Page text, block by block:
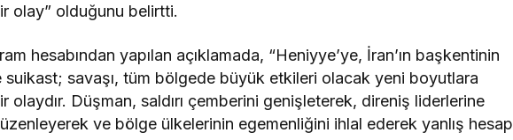
olay” olduğunu belirtti.
hesabından yapılan açıklamada, “Heniyye’ye, İran’ın başkentinin
savaşı, tüm bölgede büyük etkileri olacak yeni boyutlara
olaydır. Düşman, saldırı çemberini genişleterek, direniş liderlerine
ve bölge ülkelerinin egemenliğini ihlal ederek yanlış hesap